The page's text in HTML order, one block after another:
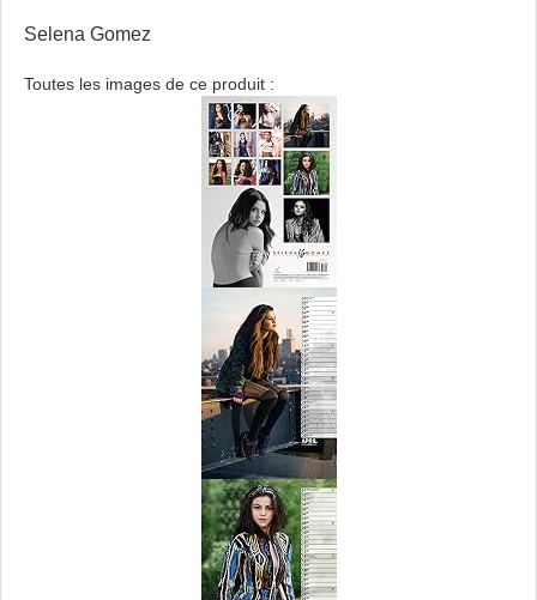
Selena Gomez
Toutes les images de ce produit :